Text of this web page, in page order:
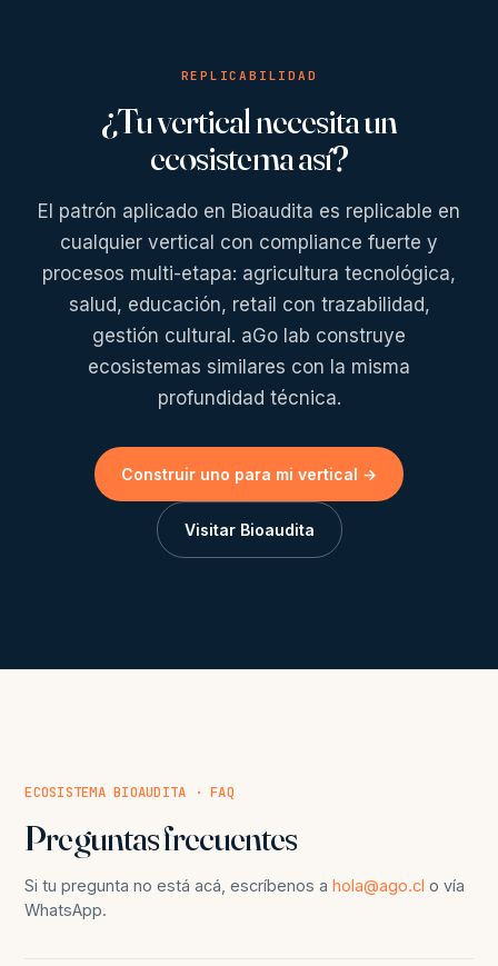
REPLICABILIDAD
¿Tu vertical necesita un
ecosistema así?
El patrón aplicado en Bioaudita es replicable en
cualquier vertical con compliance fuerte y
procesos multi-etapa: agricultura tecnológica,
salud, educación, retail con trazabilidad,
gestión cultural. aGo lab construye
ecosistemas similares con la misma
profundidad técnica.
Construir uno para mi vertical →
Visitar Bioaudita
ECOSISTEMA BIOAUDITA · FAQ
Preguntas frecuentes
Si tu pregunta no está acá, escríbenos ahola@ago.cl o vía
WhatsApp.